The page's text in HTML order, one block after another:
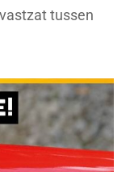
tussen